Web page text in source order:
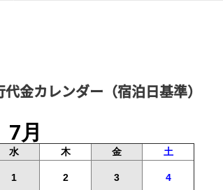
金カレンダー（宿泊日基準）
7月
水 木 金 土
1 2 3 4